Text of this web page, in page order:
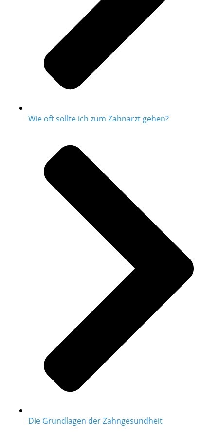
Wie oft sollte ich zum Zahnarzt gehen?
Die Grundlagen der Zahngesundheit